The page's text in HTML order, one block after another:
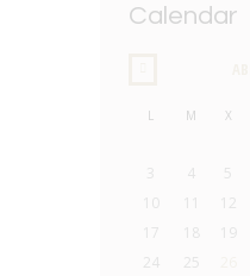
Calendar
L M X
3
4 5
10
12
17
19
24
25